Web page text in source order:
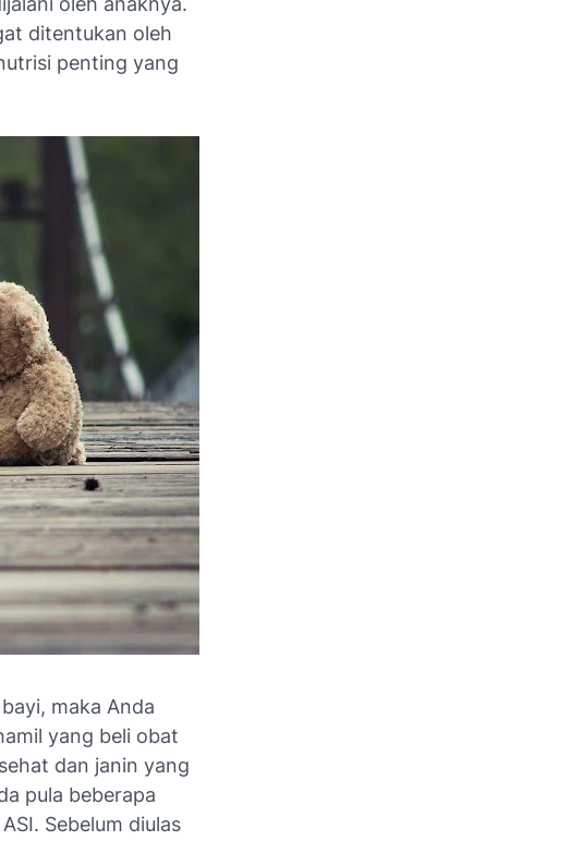
ditentukan oleh
penting yang
maka Anda
yang beli obat
dan janin yang
pula beberapa
Sebelum diulas